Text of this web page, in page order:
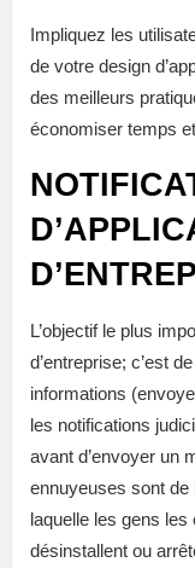
Impliquez les
de votre design
des meilleurs
économiser temps
L’objectif le plus
d’entreprise; c’est
informations
les notifications
avant d’envoyer un
ennuyeuses sont de
laquelle les gens
désinstallent ou